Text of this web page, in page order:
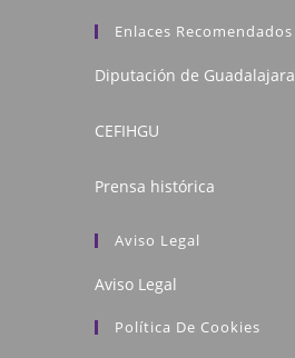
Enlaces Recomendados
Diputación de Guadalajara
CEFIHGU
Prensa histórica
Aviso Legal
Aviso Legal
Política De Cookies